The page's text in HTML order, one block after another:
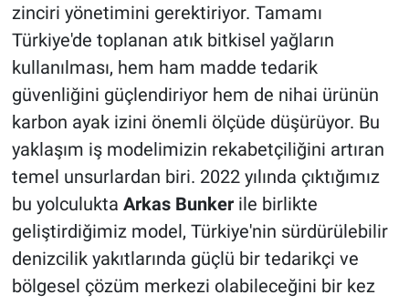
zinciri yönetimini gerektiriyor. Tamamı
Türkiye'de toplanan atık bitkisel yağların
kullanılması, hem ham madde tedarik
güvenliğini güçlendiriyor hem de nihai ürünün
karbon ayak izini önemli ölçüde düşürüyor. Bu
yaklaşım iş modelimizin rekabetçiliğini artıran
temel unsurlardan biri. 2022 yılında çıktığımız
bu yolculukta Arkas Bunkerile birlikte
geliştirdiğimiz model, Türkiye'nin sürdürülebilir
denizcilik yakıtlarında güçlü bir tedarikçi ve
bölgesel çözüm merkezi olabileceğini bir kez